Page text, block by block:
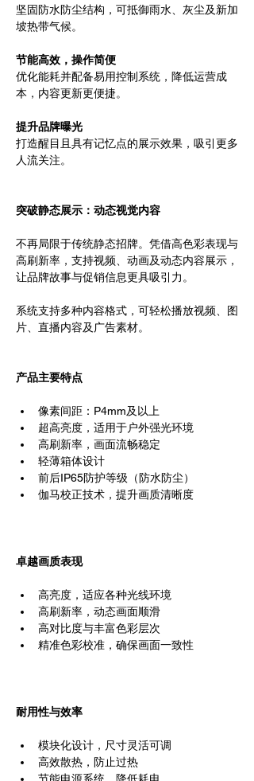
坚固防水防尘结构，可抵御雨水、灰尘及新加
坡热带气候。
节能高效，操作简便
优化能耗并配备易用控制系统，降低运营成
本，内容更新更便捷。
提升品牌曝光
打造醒目且具有记忆点的展示效果，吸引更多
人流关注。
突破静态展示：动态视觉内容
不再局限于传统静态招牌。凭借高色彩表现与
高刷新率，支持视频、动画及动态内容展示，
让品牌故事与促销信息更具吸引力。
系统支持多种内容格式，可轻松播放视频、图
片、直播内容及广告素材。
产品主要特点
像素间距：P4mm及以上
超高亮度，适用于户外强光环境
高刷新率，画面流畅稳定
轻薄箱体设计
前后IP65防护等级（防水防尘）
伽马校正技术，提升画质清晰度
卓越画质表现
高亮度，适应各种光线环境
高刷新率，动态画面顺滑
高对比度与丰富色彩层次
精准色彩校准，确保画面一致性
耐用性与效率
模块化设计，尺寸灵活可调
高效散热，防止过热